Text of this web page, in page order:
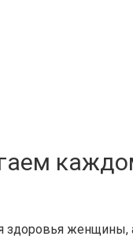
здоровья